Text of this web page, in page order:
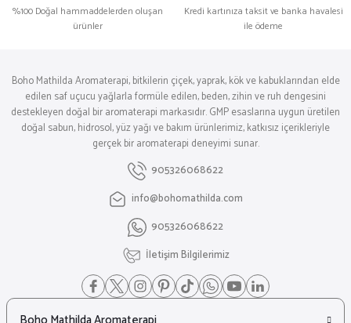
%100 Doğal hammaddelerden oluşan
ürünler
Kredi kartınıza taksit ve banka havalesi
ile ödeme
Boho Mathilda Aromaterapi, bitkilerin çiçek, yaprak, kök ve kabuklarından elde
edilen saf uçucu yağlarla formüle edilen, beden, zihin ve ruh dengesini
destekleyen doğal bir aromaterapi markasıdır. GMP esaslarına uygun üretilen
doğal sabun, hidrosol, yüz yağı ve bakım ürünlerimiz, katkısız içerikleriyle
gerçek bir aromaterapi deneyimi sunar.
905326068622
info@bohomathilda.com
905326068622
İletişim Bilgilerimiz